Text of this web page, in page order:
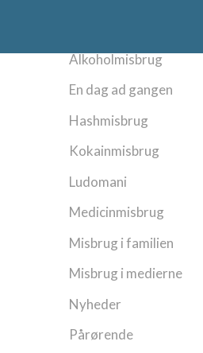
Alkoholmisbrug
En dag ad gangen
Hashmisbrug
Kokainmisbrug
Ludomani
Medicinmisbrug
Misbrug i familien
Misbrug i medierne
Nyheder
Pårørende